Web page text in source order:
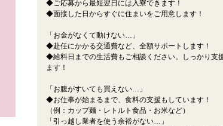
◆ご応募から最短翌日には入寮できます！
◆面接した日からすぐに住まいをご用意します！
「お金がなくて動けない…」
◆赴任にかかる交通費など、全額サポートします！
◆給料日までの生活費もご相談ください。しっかり支
ます！
「お腹がすいても買えない…」
◆お仕事が始まるまで、食料の支援もしています！
（例：カップ麺・レトルト食品・お米など）
「引っ越し業者を使う余裕がない…」